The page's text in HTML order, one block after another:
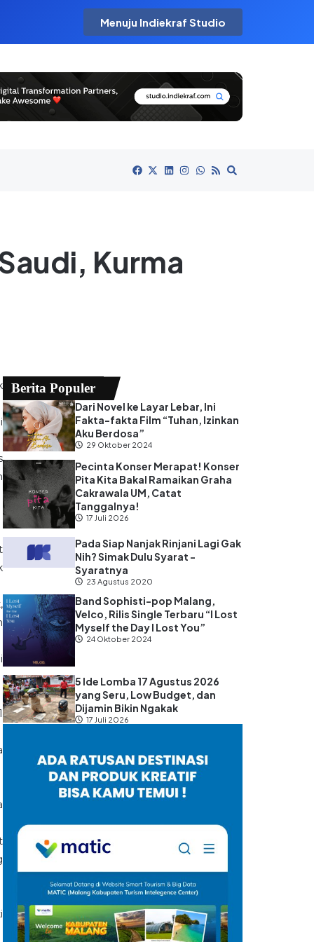
Menuju Indiekraf Studio
Kurma
Berita Populer
Dari Novel ke Layar Lebar, Ini
Fakta-fakta Film “Tuhan, Izinkan
Aku Berdosa”
29 Oktober 2024
Pecinta Konser Merapat! Konser
Pita Kita Bakal Ramaikan Graha
Cakrawala UM, Catat
Tanggalnya!
17 Juli 2026
Pada Siap Nanjak Rinjani Lagi Gak
Nih? Simak Dulu Syarat -
Syaratnya
23 Agustus 2020
Band Sophisti-pop Malang,
Velco, Rilis Single Terbaru “I Lost
Myself the Day I Lost You”
24 Oktober 2024
5 Ide Lomba 17 Agustus 2026
yang Seru, Low Budget, dan
Dijamin Bikin Ngakak
17 Juli 2026